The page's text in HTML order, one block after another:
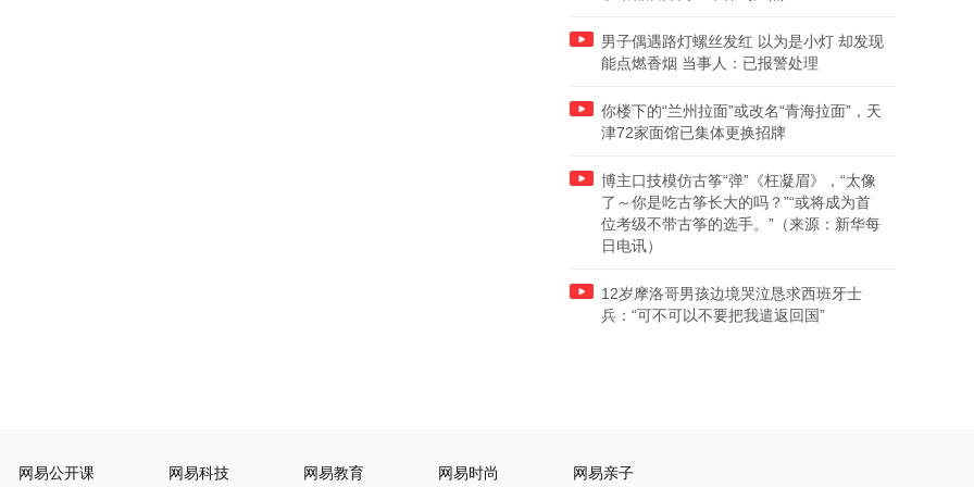
男子偶遇路灯螺丝发红 以为是小灯 却发现
能点燃香烟 当事人：已报警处理
你楼下的“兰州拉面”或改名“青海拉面”，天
津72家面馆已集体更换招牌
博主口技模仿古筝“弹”《枉凝眉》，“太像
了～你是吃古筝长大的吗？”“或将成为首
位考级不带古筝的选手。”（来源：新华每
日电讯）
12岁摩洛哥男孩边境哭泣恳求西班牙士
兵：“可不可以不要把我遣返回国”
网易公开课 网易科技 网易教育 网易时尚 网易亲子